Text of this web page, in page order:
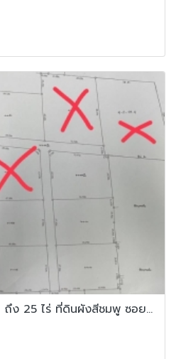
แบ่งขายที่ดินถมแล้ว 2 ไร่ ถึง 25 ไร่ ที่ดินผังสีชมพู ซอยราษฎร์สาม